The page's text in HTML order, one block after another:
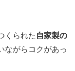
くられた 自家製の
ながらコクがあっ